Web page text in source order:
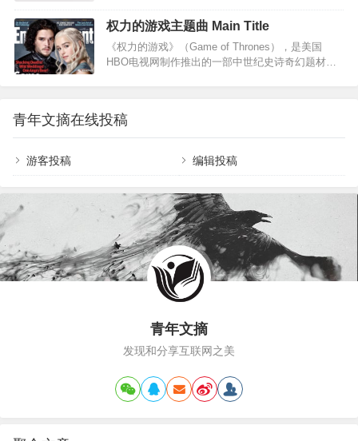
展的美妙，和那种辽阔感，是可以穿越千年岁月的
声音啊…神的作品，音乐响起，悠扬的钟声和舒缓
的琴声带我们漫游在远古的琼楼玉宇，飘渺空灵，
岁月的车轮向前转动，尔后，音乐气势澎湃，雄浑
祥和... ...此曲节奏暗含人生哲理，前期悠扬低沉，
预示新生命诞生，慢慢的变得轻快明朗，象征指点
江…
权力的游戏主题曲 Main Title
《权力的游戏》（Game of Thrones），是美国
HBO电视网制作推出的一部中世纪史诗奇幻题材的
游戏》这部非常精彩的电视剧。其中的配乐非常震
撼，无与伦比。每次一听到觉得血液沸腾，纵横捭
阖的感觉，是一种大格局大史诗 ，脑中闪过无数画
面和家族旗帜。王者之气，霸气，威武，神圣不可
宽广并且富于感情，能表达深沉和忧…
青年文摘在线投稿
游客投稿 编辑投稿
青年文摘
发现和分享互联网之美